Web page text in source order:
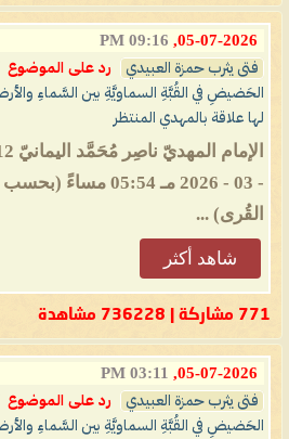
05-07-2026,
09:16 PM
فتى يثرب حمزة العبيدي رد على الموضوع
الحَضيضِ في القُبَّةِ السماويَّةِ بين السَّماءِ
لها علاقة بالمهدي المنتظر
- 03 - 2026 مـ 05:54
القُرى) ...
شاهد أكثر
771 مشاركة | 736228 مشاهدة
05-07-2026,
03:11 PM
فتى يثرب حمزة العبيدي رد على الموضوع
الحَضيضِ في القُبَّةِ السماويَّةِ بين السَّماءِ